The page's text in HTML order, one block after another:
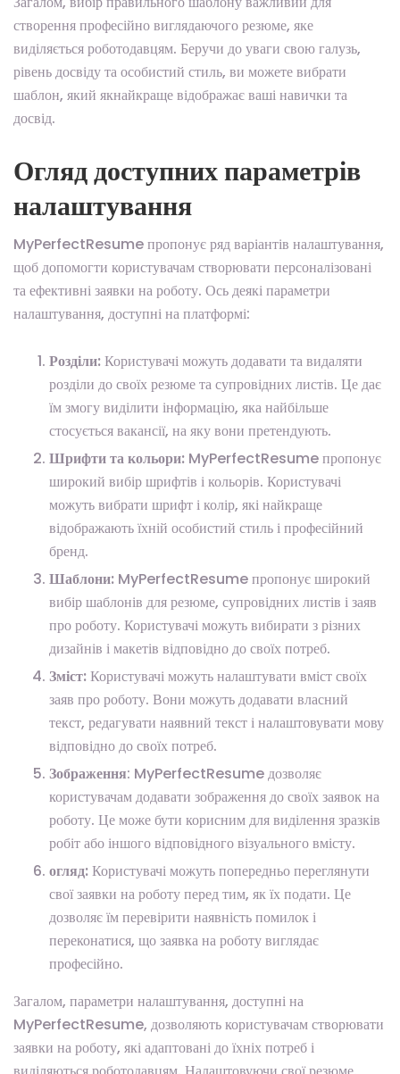
створення професійно виглядаючого резюме, яке
виділяється роботодавцям. Беручи до уваги свою галузь,
рівень досвіду та особистий стиль, ви можете вибрати
шаблон, який якнайкраще відображає ваші навички та
досвід.
Огляд доступних параметрів
налаштування
MyPerfectResume пропонує ряд варіантів налаштування,
щоб допомогти користувачам створювати персоналізовані
та ефективні заявки на роботу. Ось деякі параметри
налаштування, доступні на платформі:
Розділи:Користувачі можуть додавати та видаляти
розділи до своїх резюме та супровідних листів. Це дає
їм змогу виділити інформацію, яка найбільше
стосується вакансії, на яку вони претендують.
Шрифти та кольори: MyPerfectResume пропонує
широкий вибір шрифтів і кольорів. Користувачі
можуть вибрати шрифт і колір, які найкраще
відображають їхній особистий стиль і професійний
бренд.
Шаблони: MyPerfectResume пропонує широкий
вибір шаблонів для резюме, супровідних листів і заяв
про роботу. Користувачі можуть вибирати з різних
дизайнів і макетів відповідно до своїх потреб.
Зміст:Користувачі можуть налаштувати вміст своїх
заяв про роботу. Вони можуть додавати власний
текст, редагувати наявний текст і налаштовувати мову
відповідно до своїх потреб.
Зображення: MyPerfectResume дозволяє
користувачам додавати зображення до своїх заявок на
роботу. Це може бути корисним для виділення зразків
робіт або іншого відповідного візуального вмісту.
огляд:Користувачі можуть попередньо переглянути
свої заявки на роботу перед тим, як їх подати. Це
дозволяє їм перевірити наявність помилок і
переконатися, що заявка на роботу виглядає
професійно.
Загалом, параметри налаштування, доступні на
MyPerfectResume, дозволяють користувачам створювати
заявки на роботу, які адаптовані до їхніх потреб і